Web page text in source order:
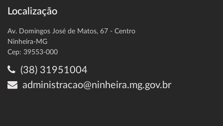
Localização
Av. Domingos José de Matos, 67 - Centro
Ninheira-MG
Cep: 39553-000
(38) 31951004
administracao@ninheira.mg.gov.br